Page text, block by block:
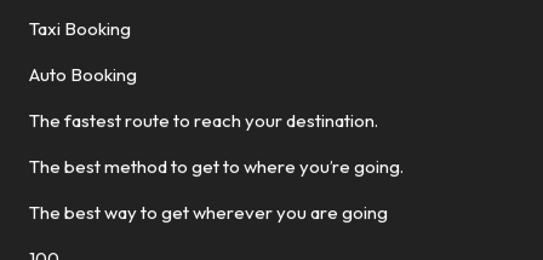
Taxi Booking
Auto Booking
The fastest route to reach your destination.
The best method to get to where you’re going.
The best way to get wherever you are going